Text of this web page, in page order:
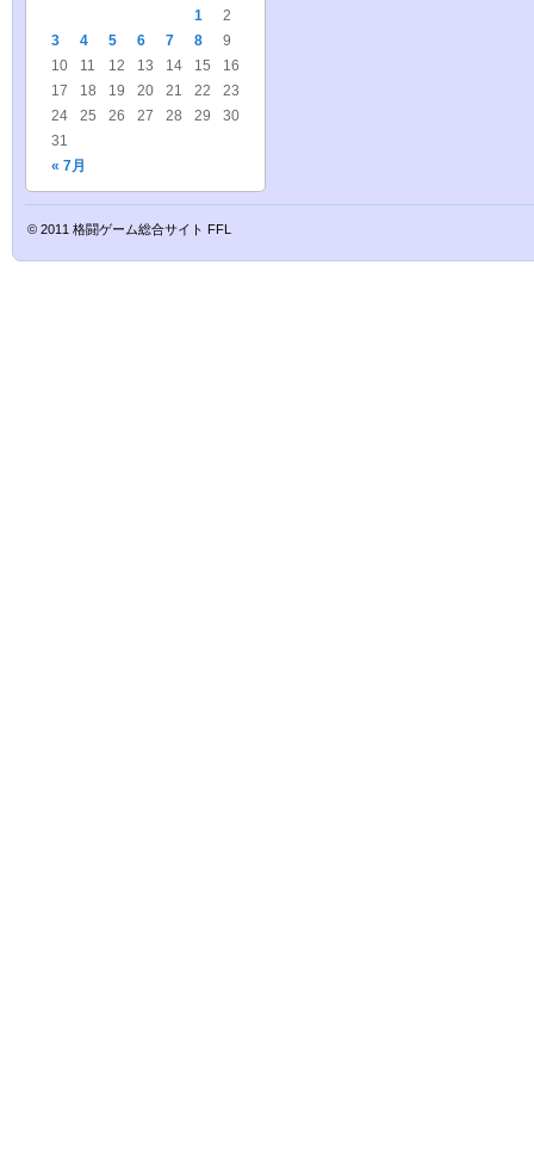
« 7月
1
2
3
4 5 6 7 8
9
10
11 12 13 14 15
16
17
18 19 20 21 22
23
24
25 26 27 28 29
30
31
© 2011 格闘ゲーム総合サイト FFL